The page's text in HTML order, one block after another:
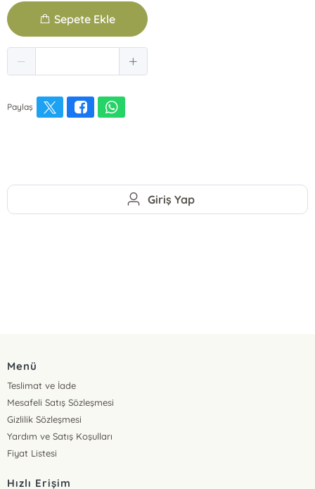
Sepete Ekle
Paylaş
Giriş Yap
Menü
Teslimat ve İade
Mesafeli Satış Sözleşmesi
Gizlilik Sözleşmesi
Yardım ve Satış Koşulları
Fiyat Listesi
Hızlı Erişim